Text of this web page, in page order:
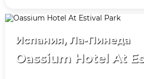
Испания, Ла-Пинеда
Oassium Hotel At